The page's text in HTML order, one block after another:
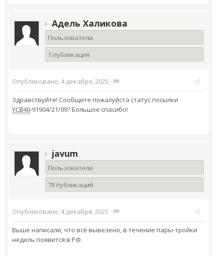
Адель Халикова
Пользователи
1 публикация
Опубликовано: 4 декабря, 2025 ·
Здравствуйте! Сообщите пожалуйста статус посылки
YCB40-91904/21/09? Большое спасибо!
javum
Пользователи
78 публикаций
Опубликовано: 4 декабря, 2025 ·
Выше написали, что всё вывезено, в течение пары-тройки
недель появится в РФ.